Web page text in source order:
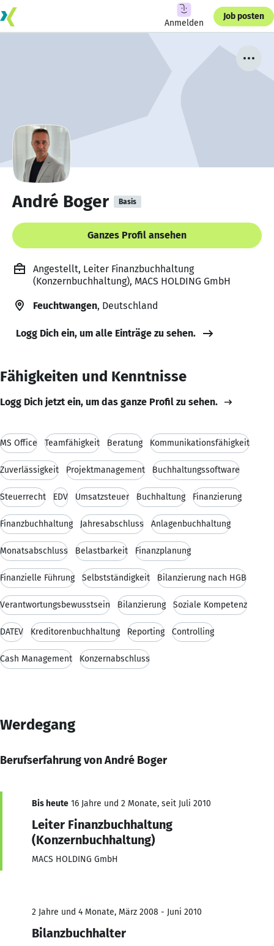
Anmelden
Job posten
André Boger Basis
Ganzes Profil ansehen
Angestellt, Leiter Finanzbuchhaltung
(Konzernbuchhaltung), MACS HOLDING GmbH
Feuchtwangen, Deutschland
Logg Dich ein, um alle Einträge zu sehen.
Fähigkeiten und Kenntnisse
Logg Dich jetzt ein, um das ganze Profil zu sehen.
MS Office Teamfähigkeit Beratung Kommunikationsfähigkeit
Zuverlässigkeit Projektmanagement Buchhaltungssoftware
Steuerrecht EDV Umsatzsteuer Buchhaltung Finanzierung
Finanzbuchhaltung Jahresabschluss Anlagenbuchhaltung
Monatsabschluss Belastbarkeit Finanzplanung
Finanzielle Führung Selbstständigkeit Bilanzierung nach HGB
Verantwortungsbewusstsein Bilanzierung Soziale Kompetenz
DATEV Kreditorenbuchhaltung Reporting Controlling
Cash Management Konzernabschluss
Werdegang
Berufserfahrung von André Boger
Bis heute 16 Jahre und 2 Monate, seit Juli 2010
Leiter Finanzbuchhaltung
(Konzernbuchhaltung)
MACS HOLDING GmbH
2 Jahre und 4 Monate, März 2008 - Juni 2010
Bilanzbuchhalter